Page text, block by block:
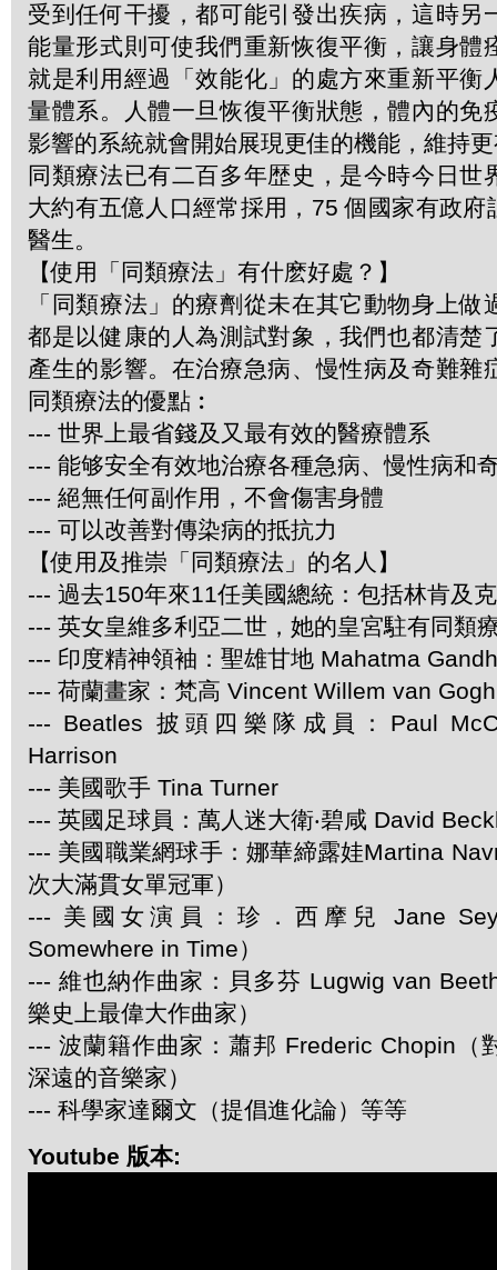
受到任何干擾，都可能引發出疾病，這時另
能量形式則可使我們重新恢復平衡，讓身體
就是利用經過「效能化」的處方來重新平衡
量體系。人體一旦恢復平衡狀態，體內的免
影響的系統就會開始展現更佳的機能，維持
同類療法已有二百多年歴史，是今時今日世
大約有五億人口經常採用，75 個國家有政府
醫生。
【使用「同類療法」有什麽好處？】
「同類療法」的療劑從未在其它動物身上做
都是以健康的人為測試對象，我們也都清楚
產生的影響。在治療急病、慢性病及奇難雜
同類療法的優點︰
--- 世界上最省錢及又最有效的醫療體系
--- 能够安全有效地治療各種急病、慢性病和
--- 絕無任何副作用，不會傷害身體
--- 可以改善對傳染病的抵抗力
【使用及推崇「同類療法」的名人】
--- 過去150年來11任美國總統：包括林肯及
--- 英女皇維多利亞二世，她的皇宮駐有同類
--- 印度精神領袖：聖雄甘地 Mahatma
--- 荷蘭畫家：梵高 Vincent Willem van Gogh
--- Beatles 披頭四樂隊成員：Paul
Harrison
--- 美國歌手 Tina Turner
--- 英國足球員：萬人迷大衛‧碧咸 David
--- 美國職業網球手：娜華締露娃Martina
次大滿貫女單冠軍）
--- 美國女演員：珍．西摩兒 Jane
Somewhere in Time）
--- 維也納作曲家：貝多芬 Lugwig van
樂史上最偉大作曲家）
--- 波蘭籍作曲家：蕭邦 Frederic Chopin（
深遠的音樂家）
--- 科學家達爾文（提倡進化論）等等
Youtube 版本: